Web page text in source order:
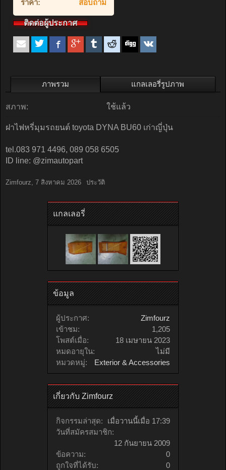
ราคา: สอบถาม
ติดต่อผู้ประกาศ
ภาพรวม แกลเลอรี่รูปภาพ
สภาพ: ใช้แล้ว
ฝาไฟหรี่มุมรถยนต์ toyota DYNA BU60 เก่าญี่ปุ่น
tel.083 971 4496, 089 058 6505
ID line: @zimautopart
Zimfourz, 7 สิงหาคม 2026 ประวัติ
แกลเลอรี่
ข้อมูล
ผู้ประกาศ:
Zimfourz
เข้าชม:
1,205
โพสต์เมื่อ:
18 เมษายน 2023
หมดอายุใน:
ไม่มี
หมวดหมู่:
Exterior & Accessories
เกี่ยวกับ Zimfourz
กิจกรรมล่าสุด:
เมื่อวานนี้เมื่อ 17:39
วันที่สมัครสมาชิก:
12 กันยายน 2009
ข้อความ:
0
ถูกใจที่ได้รับ:
0